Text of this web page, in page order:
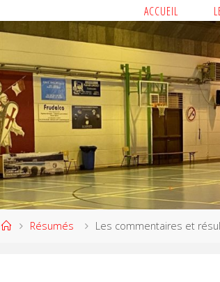
ACCUEIL
Résumés Les commentaires et